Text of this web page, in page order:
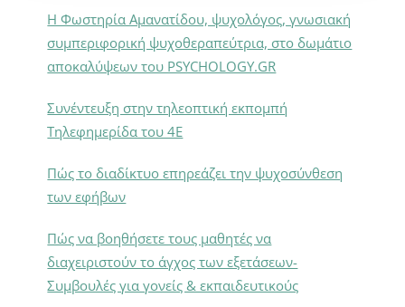
Η Φωστηρία Αμανατίδου, ψυχολόγος, γνωσιακή
συμπεριφορική ψυχοθεραπεύτρια, στο δωμάτιο
αποκαλύψεων του PSYCHOLOGY.GR
Συνέντευξη στην τηλεοπτική εκπομπή
Τηλεφημερίδα του 4Ε
Πώς το διαδίκτυο επηρεάζει την ψυχοσύνθεση
των εφήβων
Πώς να βοηθήσετε τους μαθητές να
διαχειριστούν το άγχος των εξετάσεων-
Συμβουλές για γονείς & εκπαιδευτικούς